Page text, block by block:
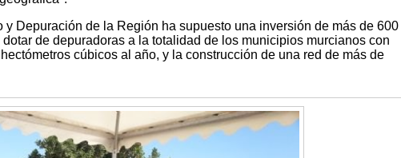
y Depuración de la Región ha supuesto una inversión de más de 600
de depuradoras a la totalidad de los municipios murcianos con
cúbicos al año, y la construcción de una red de más de